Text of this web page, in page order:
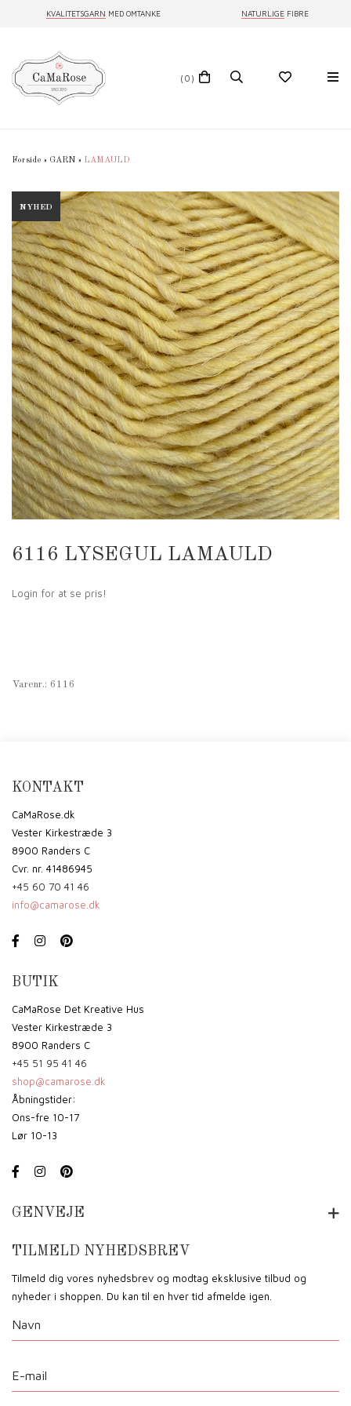
KVALITETSGARN MED OMTANKE NATURLIGE FIBRE
(0)
Forside » GARN » LAMAULD
NYHED
6116 LYSEGUL LAMAULD
Login for at se pris!
Varenr.: 6116
KONTAKT
CaMaRose.dk
Vester Kirkestræde 3
8900 Randers C
Cvr. nr. 41486945
+45 60 70 41 46
info@camarose.dk
BUTIK
CaMaRose Det Kreative Hus
Vester Kirkestræde 3
8900 Randers C
+45 51 95 41 46
shop@camarose.dk
Åbningstider:
Ons-fre 10-17
Lør 10-13
GENVEJE
TILMELD NYHEDSBREV
Tilmeld dig vores nyhedsbrev og modtag eksklusive tilbud og
nyheder i shoppen. Du kan til en hver tid afmelde igen.